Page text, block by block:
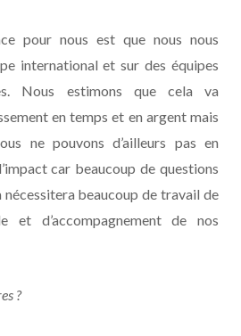
pour nous est que nous nous
international et sur des équipes
Nous estimons que cela va
en temps et en argent mais
ne pouvons d’ailleurs pas en
car beaucoup de questions
nécessitera beaucoup de travail de
et d’accompagnement de nos
?